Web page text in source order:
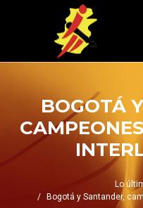
BOGOTÁ
Lo
Bogotá y Santander,